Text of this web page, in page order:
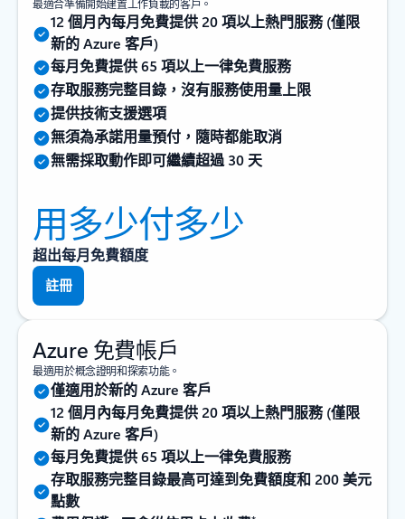
最適合準備開始建置工作負載的客戶。
12 個月內每月免費提供 20 項以上熱門服務 (僅限
新的 Azure 客戶)
每月免費提供 65 項以上一律免費服務
存取服務完整目錄，沒有服務使用量上限
提供技術支援選項
無須為承諾用量預付，隨時都能取消
無需採取動作即可繼續超過 30 天
用多少付多少
超出每月免費額度
註冊
Azure 免費帳戶
最適用於概念證明和探索功能。
僅適用於新的 Azure 客戶
12 個月內每月免費提供 20 項以上熱門服務 (僅限
新的 Azure 客戶)
每月免費提供 65 項以上一律免費服務
存取服務完整目錄最高可達到免費額度和 200 美元
點數